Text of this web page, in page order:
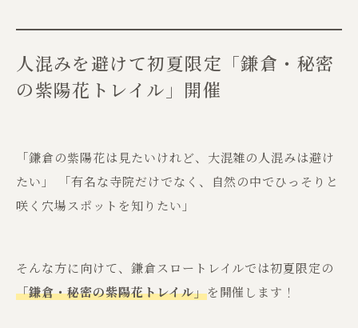
人混みを避けて初夏限定「鎌倉・秘密
の紫陽花トレイル」開催
「鎌倉の紫陽花は見たいけれど、大混雑の人混みは避け
たい」 「有名な寺院だけでなく、自然の中でひっそりと
咲く穴場スポットを知りたい」
そんな方に向けて、鎌倉スロートレイルでは初夏限定の
「鎌倉・秘密の紫陽花トレイル」を開催します！